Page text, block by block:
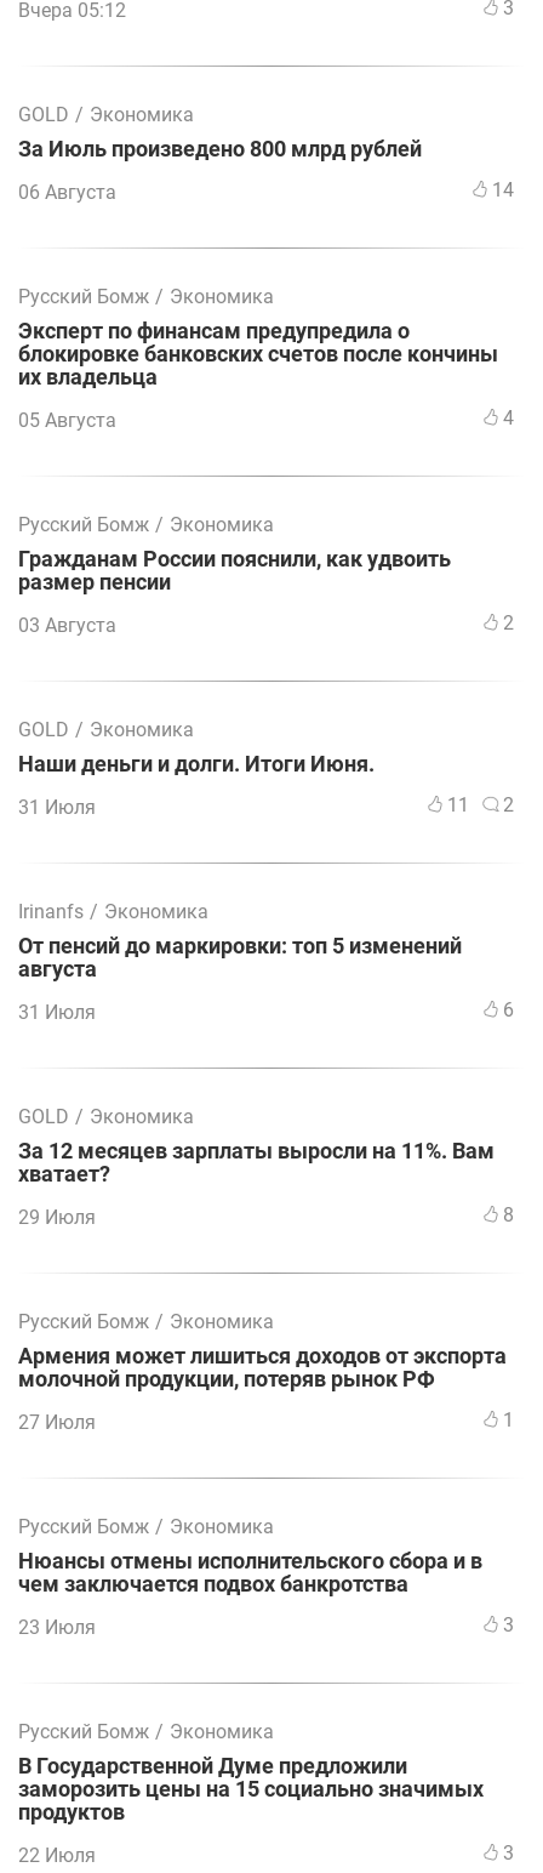
Вчера 05:12 3
GOLD / Экономика
За Июль произведено 800 млрд рублей
06 Августа 14
Русский Бомж / Экономика
Эксперт по финансам предупредила о
блокировке банковских счетов после кончины
их владельца
05 Августа 4
Русский Бомж / Экономика
Гражданам России пояснили, как удвоить
размер пенсии
03 Августа 2
GOLD / Экономика
Наши деньги и долги. Итоги Июня.
31 Июля 11 2
Irinanfs / Экономика
От пенсий до маркировки: топ 5 изменений
августа
31 Июля 6
GOLD / Экономика
За 12 месяцев зарплаты выросли на 11%. Вам
хватает?
29 Июля 8
Русский Бомж / Экономика
Армения может лишиться доходов от экспорта
молочной продукции, потеряв рынок РФ
27 Июля 1
Русский Бомж / Экономика
Нюансы отмены исполнительского сбора и в
чем заключается подвох банкротства
23 Июля 3
Русский Бомж / Экономика
В Государственной Думе предложили
заморозить цены на 15 социально значимых
продуктов
22 Июля 3